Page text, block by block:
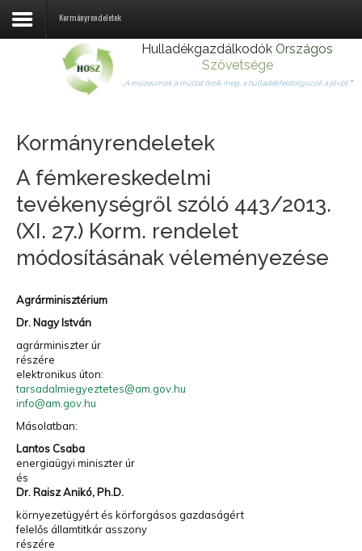
Jogszabályok
Hulladékhasznosítás
Hírek
Kapcsolat
Körforgásos gazdaság
Hulladékgazdálkodók
Országos
Kormányrendeletek
Hulladékgazdálkodók Országos
Szövetsége
„A múzeumok a múltat őrzik meg, a hulladékfeldolgozók a jövőt. ”
Kormányrendeletek
A fémkereskedelmi
tevékenységről szóló 443/2013.
(XI. 27.) Korm. rendelet
módosításának véleményezése
Agrárminisztérium
Dr. Nagy István
agrárminiszter úr
részére
elektronikus úton:
tarsadalmiegyeztetes@am.gov.hu
info@am.gov.hu
Másolatban:
Lantos Csaba
energiaügyi miniszter úr
és
Dr. Raisz Anikó, Ph.D.
környezetügyért és körforgásos gazdaságért
felelős államtitkár asszony
részére